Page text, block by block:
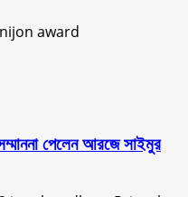
পেলেন আরজে সাইমুর